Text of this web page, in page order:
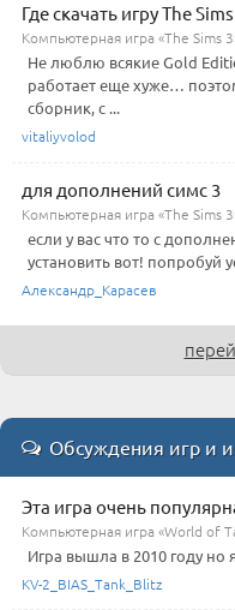
Где скачать игру The
Компьютерная игра «The Sims
Не люблю всякие Gold
работает еще хуже…
сборник, с ...
vitaliyvolod
для дополнений симс 3
Компьютерная игра «The Sims
если у вас что то с
установить вот! попробуй
Александр_Карасев
Обсуждения игр и
Эта игра очень
Компьютерная игра «World of
Игра вышла в 2010 году но
KV-2_BIAS_Tank_Blitz